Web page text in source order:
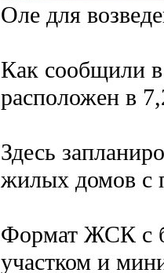
Оле для
Как сообщили в
расположен в
Здесь
жилых домов с
Формат ЖСК с
участком и